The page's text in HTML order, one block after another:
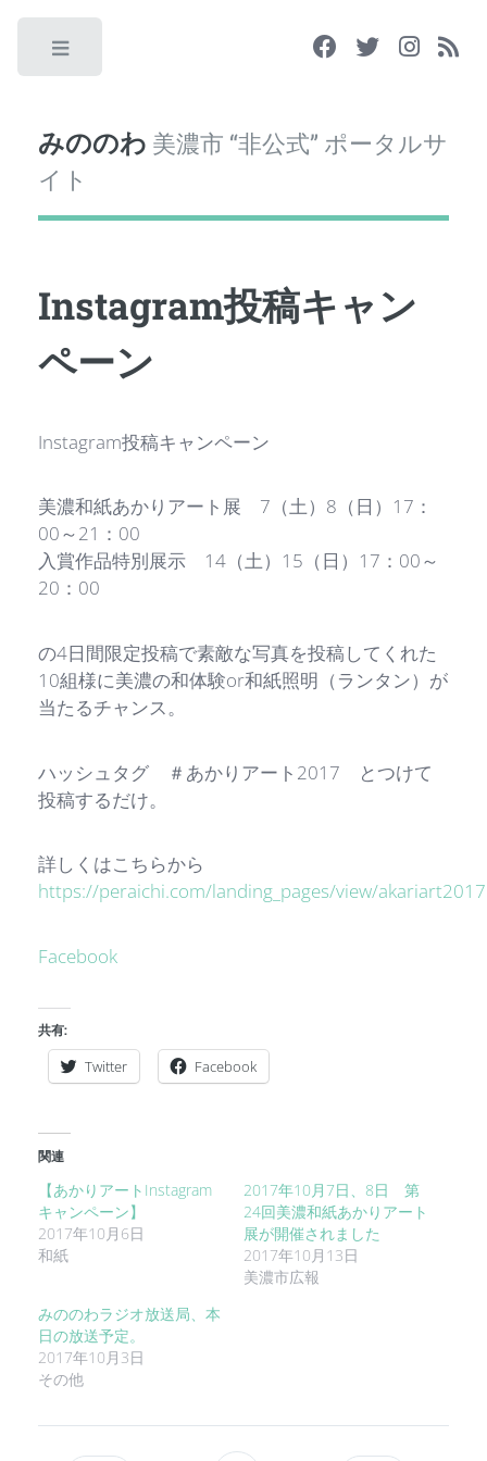
みののわ 美濃市 “非公式” ポータルサ
イト
Instagram投稿キャン
ペーン
Instagram投稿キャンペーン
美濃和紙あかりアート展 7（土）8（日）17：
00～21：00
入賞作品特別展示 14（土）15（日）17：00～
20：00
の4日間限定投稿で素敵な写真を投稿してくれた
10組様に美濃の和体験or和紙照明（ランタン）が
当たるチャンス。
ハッシュタグ ＃あかりアート2017 とつけて
投稿するだけ。
詳しくはこちらから
https://peraichi.com/landing_pages/view/
Facebook
共有:
Twitter Facebook
関連
【あかりアートInstagram
キャンペーン】
2017年10月6日
和紙
2017年10月7日、8日 第
24回美濃和紙あかりアート
展が開催されました
2017年10月13日
美濃市広報
みののわラジオ放送局、本
日の放送予定。
2017年10月3日
その他
Toggle